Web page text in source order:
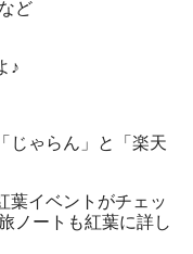
ど
♪
じゃらん」と「楽天
葉イベントがチェッ
ノートも紅葉に詳し